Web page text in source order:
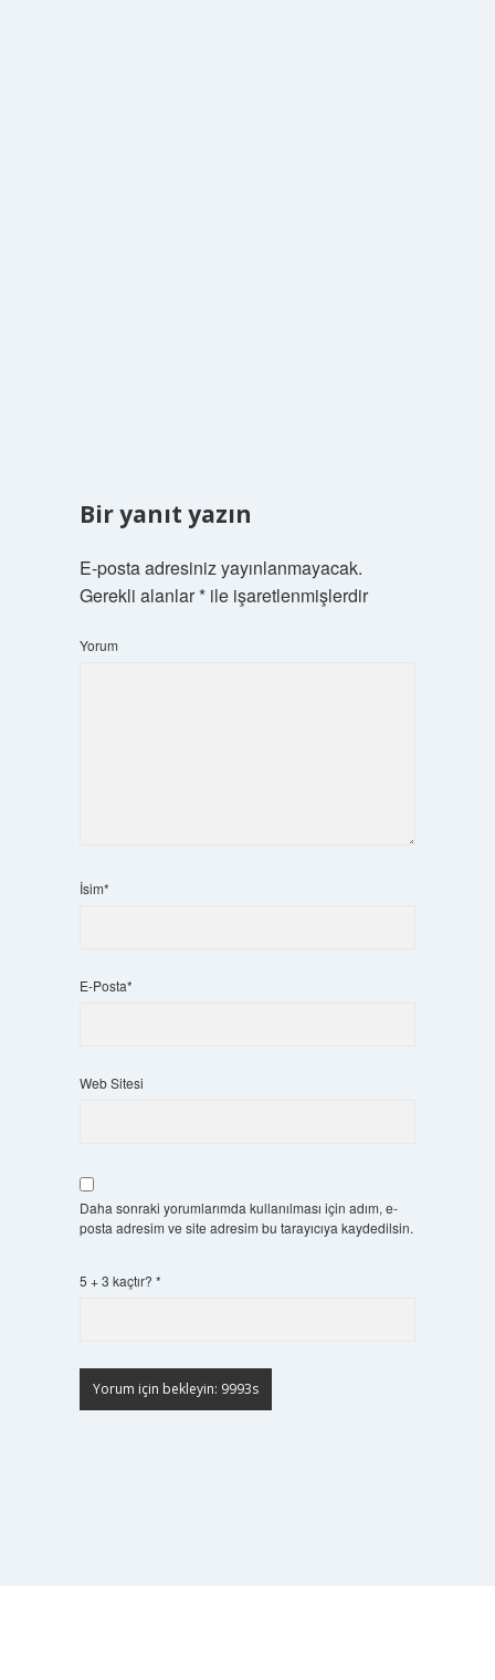
Bir yanıt yazın
E-posta adresiniz yayınlanmayacak.
Gerekli alanlar*ile işaretlenmişlerdir
Yorum
İsim*
E-Posta*
Web Sitesi
Daha sonraki yorumlarımda kullanılması için adım, e-
posta adresim ve site adresim bu tarayıcıya kaydedilsin.
5 + 3 kaçtır? *